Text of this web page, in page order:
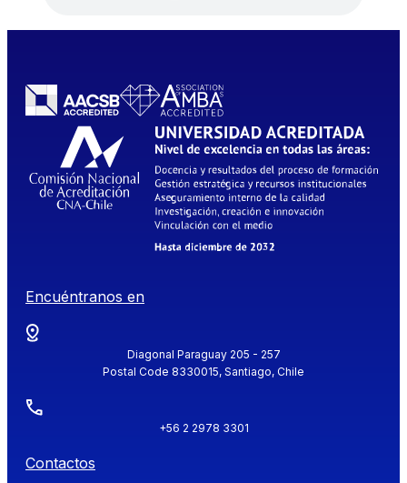
Encuéntranos en
Diagonal Paraguay 205 - 257
Postal Code 8330015, Santiago, Chile
+56 2 2978 3301
Contactos